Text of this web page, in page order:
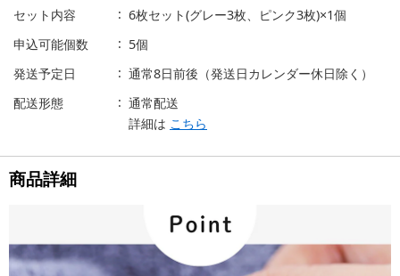
セット内容
6枚セット(グレー3枚、ピンク3枚)×1個
申込可能個数
5個
発送予定日
通常8日前後（発送日カレンダー休日除く）
配送形態
通常配送
詳細は こちら
商品詳細